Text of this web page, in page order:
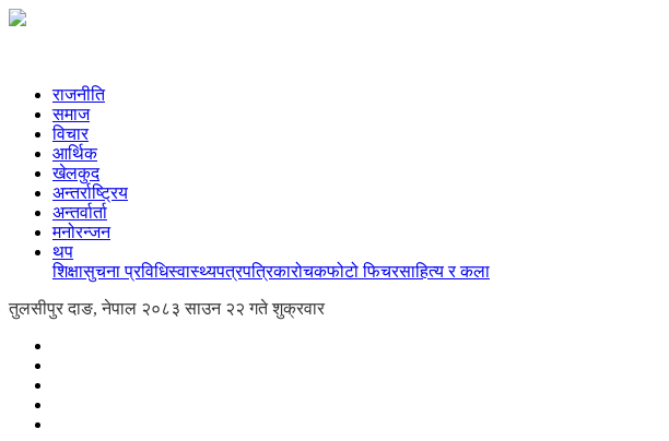
राजनीति
समाज
विचार
आर्थिक
खेलकुद
अन्तर्राष्ट्रिय
अन्तर्वार्ता
मनोरन्जन
थप
शिक्षासुचना प्रविधिस्वास्थ्यपत्रपत्रिकारोचकफोटो फिचरसाहित्य र कला
तुलसीपुर दाङ, नेपाल २०८३ साउन २२ गते शुक्रवार